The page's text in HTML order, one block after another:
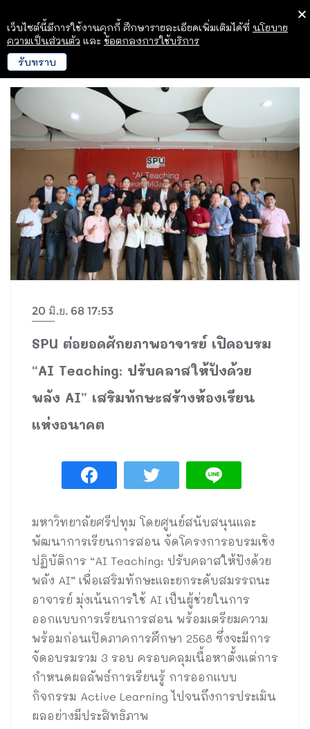
20 มิ.ย. 68 17:53
SPU ต่อยอดศักยภาพอาจารย์ เปิดอบรม
“AI Teaching: ปรับคลาสให้ปังด้วย
พลัง AI” เสริมทักษะสร้างห้องเรียน
แห่งอนาคต
มหาวิทยาลัยศรีปทุม โดยศูนย์สนับสนุนและ
พัฒนาการเรียนการสอน จัดโครงการอบรมเชิง
ปฏิบัติการ “AI Teaching: ปรับคลาสให้ปังด้วย
พลัง AI” เพื่อเสริมทักษะและยกระดับสมรรถนะ
อาจารย์ มุ่งเน้นการใช้ AI เป็นผู้ช่วยในการ
ออกแบบการเรียนการสอน พร้อมเตรียมความ
พร้อมก่อนเปิดภาคการศึกษา 2568 ซึ่งจะมีการ
จัดอบรมรวม 3 รอบ ครอบคลุมเนื้อหาตั้งแต่การ
กำหนดผลลัพธ์การเรียนรู้ การออกแบบ
กิจกรรม Active Learning ไปจนถึงการประเมิน
ผลอย่างมีประสิทธิภาพ
เว็บไซต์นี้มีการใช้งานคุกกี้ ศึกษารายละเอียดเพิ่มเติมได้ที่ นโยบาย
ความเป็นส่วนตัว และ ข้อตกลงการใช้บริการ
รับทราบ